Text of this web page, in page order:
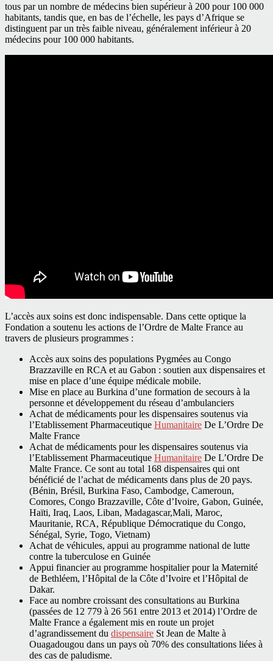
tous par un nombre de médecins bien supérieur à 200 pour 100 000
habitants, tandis que, en bas de l’échelle, les pays d’Afrique se
distinguent par un très faible niveau, généralement inférieur à 20
médecins pour 100 000 habitants.
L’accès aux soins est donc indispensable. Dans cette optique la
Fondation a soutenu les actions de l’Ordre de Malte France au
travers de plusieurs programmes :
Accès aux soins des populations Pygmées au Congo
Brazzaville en RCA et au Gabon : soutien aux dispensaires et
mise en place d’une équipe médicale mobile.
Mise en place au Burkina d’une formation de secours à la
personne et développement du réseau d’ambulanciers
Achat de médicaments pour les dispensaires soutenus via
l’Etablissement Pharmaceutique Humanitaire De L’Ordre De
Malte France
Achat de médicaments pour les dispensaires soutenus via
l’Etablissement Pharmaceutique Humanitaire De L’Ordre De
Malte France. Ce sont au total 168 dispensaires qui ont
bénéficié de l’achat de médicaments dans plus de 20 pays.
(Bénin, Brésil, Burkina Faso, Cambodge, Cameroun,
Comores, Congo Brazzaville, Côte d’Ivoire, Gabon, Guinée,
Haïti, Iraq, Laos, Liban, Madagascar,Mali, Maroc,
Mauritanie, RCA, République Démocratique du Congo,
Sénégal, Syrie, Togo, Vietnam)
Achat de véhicules, appui au programme national de lutte
contre la tuberculose en Guinée
Appui financier au programme hospitalier pour la Maternité
de Bethléem, l’Hôpital de la Côte d’Ivoire et l’Hôpital de
Dakar.
Face au nombre croissant des consultations au Burkina
(passées de 12 779 à 26 561 entre 2013 et 2014) l’Ordre de
Malte France a également mis en route un projet
d’agrandissement du dispensaire St Jean de Malte à
Ouagadougou dans un pays où 70% des consultations liées à
des cas de paludisme.